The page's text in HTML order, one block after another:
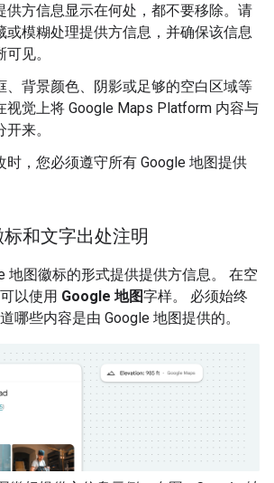
供方信息显示在何处，都不要移除。请
或模糊处理提供方信息，并确保该信息
见。
、背景颜色、阴影或足够的空白区域等
视觉上将 Google Maps Platform 内容与
来。
时，您必须遵守所有 Google 地图提供
和文字出处注明
地图徽标的形式提供提供方信息。 在空
以使用 Google 地图字样。 必须始终
哪些内容是由 Google 地图提供的。